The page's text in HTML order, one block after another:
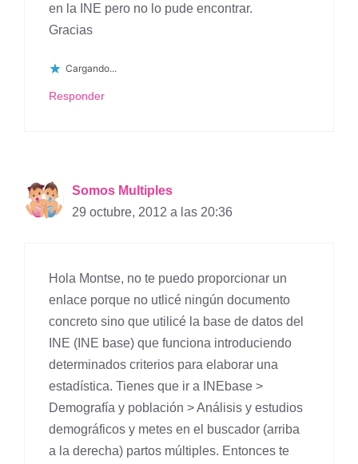
en la INE pero no lo pude encontrar.
Gracias
Cargando...
Responder
Somos Multiples
29 octubre, 2012 a las 20:36
Hola Montse, no te puedo proporcionar un
enlace porque no utlicé ningún documento
concreto sino que utilicé la base de datos del
INE (INE base) que funciona introduciendo
determinados criterios para elaborar una
estadística. Tienes que ir a INEbase >
Demografía y población > Análisis y estudios
demográficos y metes en el buscador (arriba
a la derecha) partos múltiples. Entonces te